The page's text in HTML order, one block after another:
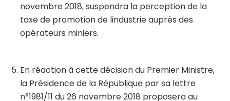
novembre 2018, suspendra la perception de la
taxe de promotion de lindustrie auprès des
opérateurs miniers.
En réaction à cette décision du Premier Ministre,
la Présidence de la République par sa lettre
n°1981/11 du 26 novembre 2018 proposera au